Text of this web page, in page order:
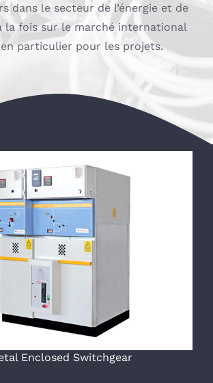
dans le secteur de l’énergie et de
la fois sur le marché international
particulier pour les projets.
Enclosed Switchgear